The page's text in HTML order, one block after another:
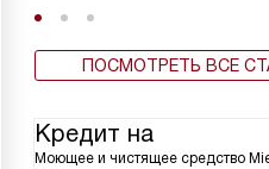
ПОСМОТРЕТЬ ВСЕ
Кредит на
Моющее и чистящее средство